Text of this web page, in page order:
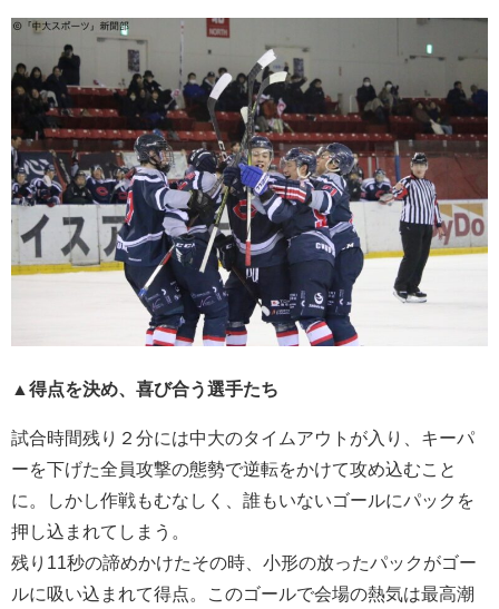
▲得点を決め、喜び合う選手たち
試合時間残り２分には中大のタイムアウトが入り、キーパ
ーを下げた全員攻撃の態勢で逆転をかけて攻め込むこと
に。しかし作戦もむなしく、誰もいないゴールにパックを
押し込まれてしまう。
残り11秒の諦めかけたその時、小形の放ったパックがゴー
ルに吸い込まれて得点。このゴールで会場の熱気は最高潮